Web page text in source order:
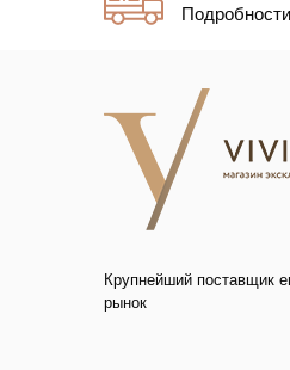
Крупнейший поставщик
рынок